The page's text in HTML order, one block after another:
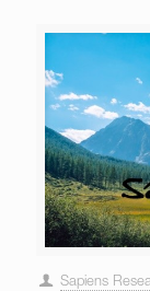
Sapiens